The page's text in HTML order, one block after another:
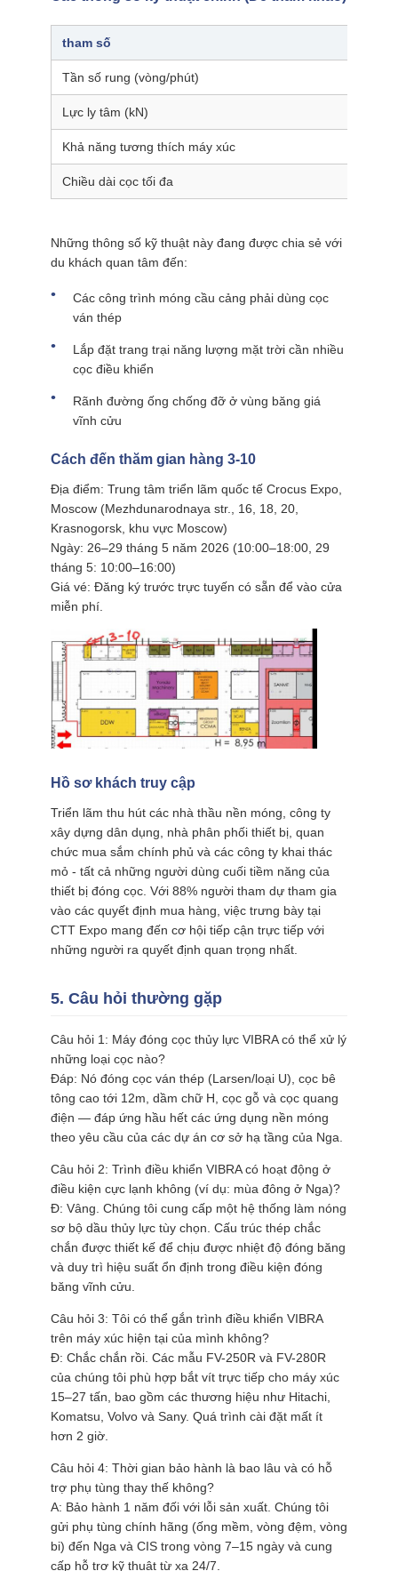
tham số
Tần số rung (vòng/phút)
Lực ly tâm (kN)
Khả năng tương thích máy xúc
Chiều dài cọc tối đa
Những thông số kỹ thuật này đang được chia sẻ với
du khách quan tâm đến:
Các công trình móng cầu cảng phải dùng cọc
ván thép
Lắp đặt trang trại năng lượng mặt trời cần nhiều
cọc điều khiển
Rãnh đường ống chống đỡ ở vùng băng giá
vĩnh cửu
Cách đến thăm gian hàng 3-10
Địa điểm: Trung tâm triển lãm quốc tế Crocus Expo,
Moscow (Mezhdunarodnaya str., 16, 18, 20,
Krasnogorsk, khu vực Moscow)
Ngày: 26–29 tháng 5 năm 2026 (10:00–18:00, 29
tháng 5: 10:00–16:00)
Giá vé: Đăng ký trước trực tuyến có sẵn để vào cửa
miễn phí.
Hồ sơ khách truy cập
Triển lãm thu hút các nhà thầu nền móng, công ty
xây dựng dân dụng, nhà phân phối thiết bị, quan
chức mua sắm chính phủ và các công ty khai thác
mỏ - tất cả những người dùng cuối tiềm năng của
thiết bị đóng cọc. Với 88% người tham dự tham gia
vào các quyết định mua hàng, việc trưng bày tại
CTT Expo mang đến cơ hội tiếp cận trực tiếp với
những người ra quyết định quan trọng nhất.
5. Câu hỏi thường gặp
Câu hỏi 1: Máy đóng cọc thủy lực VIBRA có thể xử lý
những loại cọc nào?
Đáp: Nó đóng cọc ván thép (Larsen/loại U), cọc bê
tông cao tới 12m, dầm chữ H, cọc gỗ và cọc quang
điện — đáp ứng hầu hết các ứng dụng nền móng
theo yêu cầu của các dự án cơ sở hạ tầng của Nga.
Câu hỏi 2: Trình điều khiển VIBRA có hoạt động ở
điều kiện cực lạnh không (ví dụ: mùa đông ở Nga)?
Đ: Vâng. Chúng tôi cung cấp một hệ thống làm nóng
sơ bộ dầu thủy lực tùy chọn. Cấu trúc thép chắc
chắn được thiết kế để chịu được nhiệt độ đóng băng
và duy trì hiệu suất ổn định trong điều kiện đóng
băng vĩnh cửu.
Câu hỏi 3: Tôi có thể gắn trình điều khiển VIBRA
trên máy xúc hiện tại của mình không?
Đ: Chắc chắn rồi. Các mẫu FV-250R và FV-280R
của chúng tôi phù hợp bắt vít trực tiếp cho máy xúc
15–27 tấn, bao gồm các thương hiệu như Hitachi,
Komatsu, Volvo và Sany. Quá trình cài đặt mất ít
hơn 2 giờ.
Câu hỏi 4: Thời gian bảo hành là bao lâu và có hỗ
trợ phụ tùng thay thế không?
A: Bảo hành 1 năm đối với lỗi sản xuất. Chúng tôi
gửi phụ tùng chính hãng (ống mềm, vòng đệm, vòng
bi) đến Nga và CIS trong vòng 7–15 ngày và cung
cấp hỗ trợ kỹ thuật từ xa 24/7.